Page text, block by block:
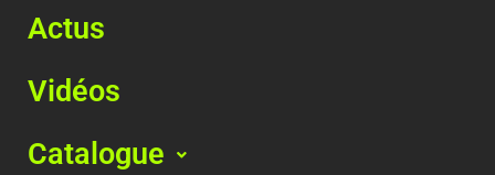
Actus
Vidéos
Catalogue